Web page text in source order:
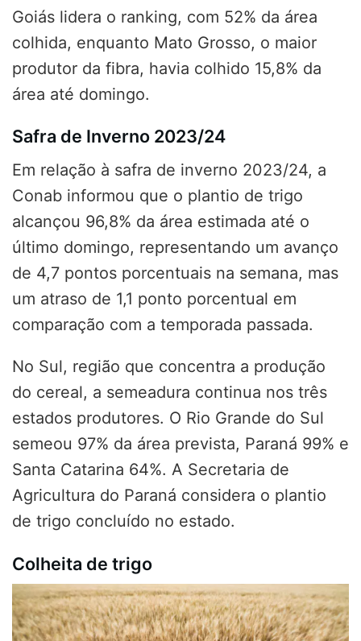
Goiás lidera o ranking, com 52% da área
colhida, enquanto Mato Grosso, o maior
produtor da fibra, havia colhido 15,8% da
área até domingo.
Safra de Inverno 2023/24
Em relação à safra de inverno 2023/24, a
Conab informou que o plantio de trigo
alcançou 96,8% da área estimada até o
último domingo, representando um avanço
de 4,7 pontos porcentuais na semana, mas
um atraso de 1,1 ponto porcentual em
comparação com a temporada passada.
No Sul, região que concentra a produção
do cereal, a semeadura continua nos três
estados produtores. O Rio Grande do Sul
semeou 97% da área prevista, Paraná 99% e
Santa Catarina 64%. A Secretaria de
Agricultura do Paraná considera o plantio
de trigo concluído no estado.
Colheita de trigo